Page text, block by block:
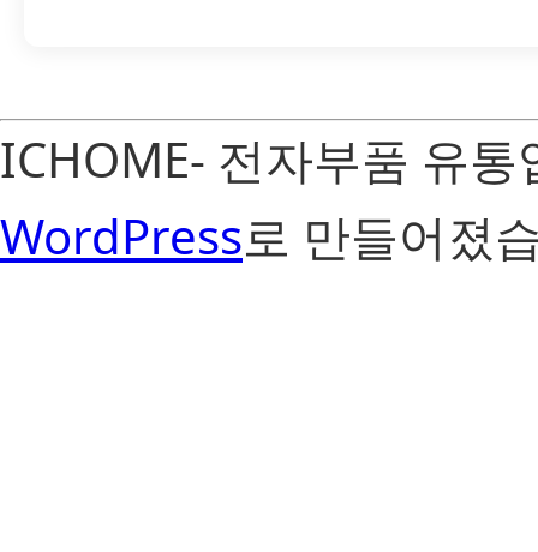
ICHOME- 전자부품 유
WordPress로 만들어졌